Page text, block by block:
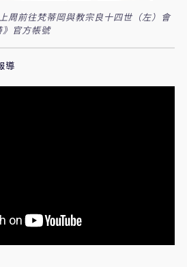
周前往梵蒂岡與教宗良十四世（左）會
官方帳號
導